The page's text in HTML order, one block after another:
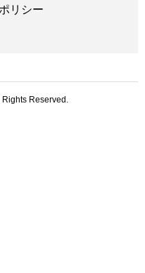
リシー
Reserved.